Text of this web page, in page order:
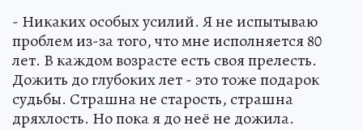
- Никаких особых усилий. Я не испытываю
проблем из-за того, что мне исполняется 80
лет. В каждом возрасте есть своя прелесть.
Дожить до глубоких лет - это тоже подарок
судьбы. Страшна не старость, страшна
дряхлость. Но пока я до неё не дожила.